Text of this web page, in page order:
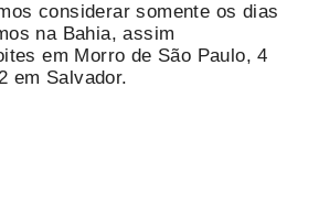
considerar somente os dias
na Bahia, assim
em Morro de São Paulo, 4
em Salvador.